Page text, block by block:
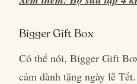
Bigger Gift Box
Có thể nói, Bigger Gift
cảm dành tặng ngày lễ